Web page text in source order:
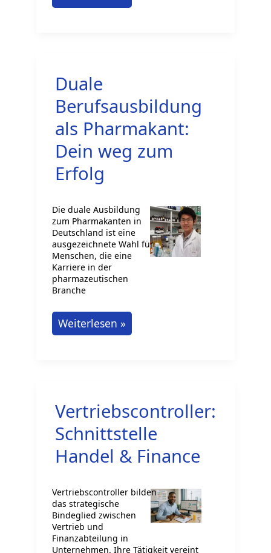
Bedeutung
man
relevante
Informationen
findet
Duale
Berufsausbildung
als Pharmakant:
Dein weg zum
Erfolg
Die duale Ausbildung
zum Pharmakanten in
Deutschland ist eine
ausgezeichnete Wahl für
Menschen, die eine
Karriere in der
pharmazeutischen
Branche
Duale
Berufsausbildung
weg
zum
Weiterlesen »
Vertriebscontroller:
Schnittstelle
Handel & Finance
Vertriebscontroller bilden
das strategische
Bindeglied zwischen
Vertrieb und
Finanzabteilung in
Unternehmen. Ihre Tätigkeit vereint